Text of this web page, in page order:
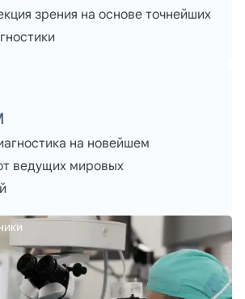
зрения на основе точнейших
на новейшем
ведущих мировых